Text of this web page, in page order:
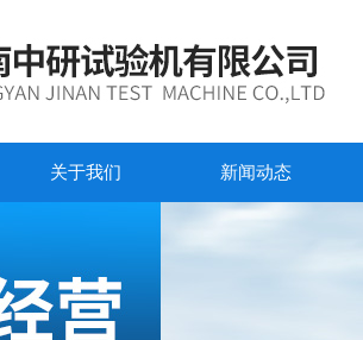
关于我们 新闻动态